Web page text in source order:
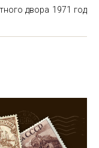
двора 1971 год